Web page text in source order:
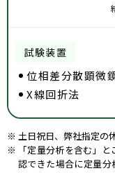
位相差分散顕微
X線回折法
土日祝日、弊社指定の
「定量分析を含む」
認できた場合に定量分